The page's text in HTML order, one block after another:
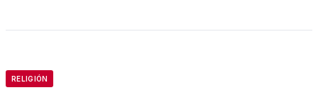
RELIGIÓN